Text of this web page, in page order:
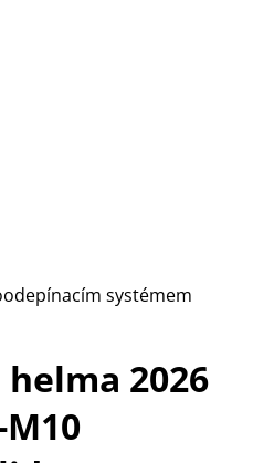
systémem
2026